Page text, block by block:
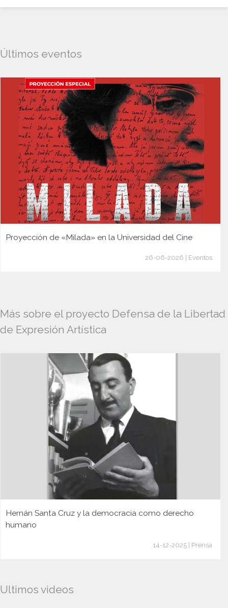
Últimos eventos
Proyección de «Milada» en la Universidad del Cine
26-06-2026 | Eventos
Más sobre el proyecto Defensa de la Libertad
de Expresión Artística
Hernán Santa Cruz y la democracia como derecho
humano
14-12-2025 | Prensa
Ultimos videos